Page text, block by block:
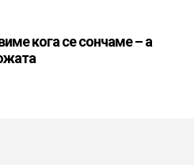
кога се сончаме – а